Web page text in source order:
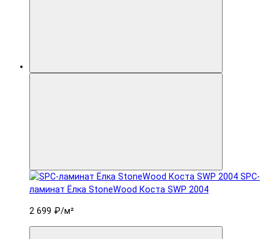
SPC-
ламинат Ëлка StoneWood Коста SWP 2004
2 699 ₽/м²